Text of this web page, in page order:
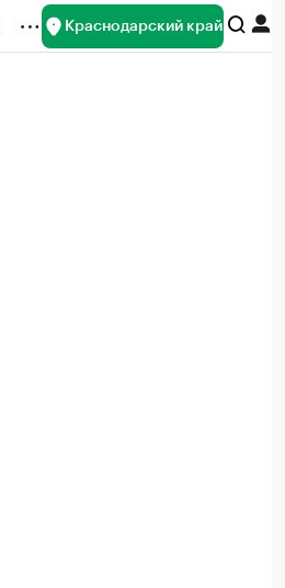
Краснодарский край